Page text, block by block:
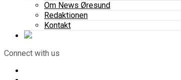
Om News Øresund
Redaktionen
Kontakt
Connect with us